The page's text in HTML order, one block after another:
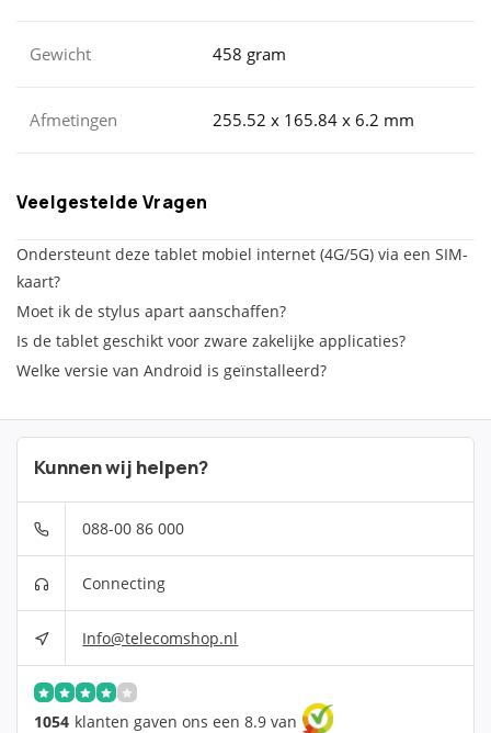
Gewicht 458 gram
Afmetingen 255.52 x 165.84 x 6.2 mm
Veelgestelde Vragen
Ondersteunt deze tablet mobiel internet (4G/5G) via een SIM-
kaart?
Moet ik de stylus apart aanschaffen?
Is de tablet geschikt voor zware zakelijke applicaties?
Welke versie van Android is geïnstalleerd?
Kunnen wij helpen?
088-00 86 000
Connecting
Info@telecomshop.nl
1054 klanten gaven ons een 8.9 van